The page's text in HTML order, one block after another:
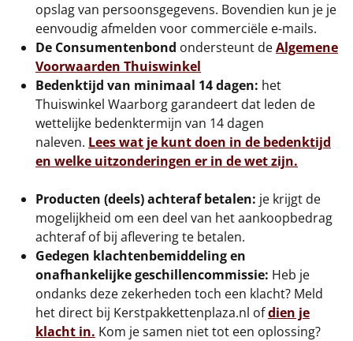
Ideeën
Personeel
Doe het zelf
Sinterklaaspakketten
Particulier
Kerstgeschenken 2026
Relatiegeschenken
Cadeaubon
Per stuk
opslag van persoonsgegevens. Bovendien kun je je
eenvoudig afmelden voor commerciële e-mails.
De Consumentenbond ondersteunt deAlgemene
Voorwaarden Thuiswinkel
Bedenktijd van minimaal 14 dagen: het
Thuiswinkel Waarborg garandeert dat leden de
wettelijke bedenktermijn van 14 dagen
naleven. Lees wat je kunt doen in de bedenktijd
en welke uitzonderingen er in de wet zijn.
Producten (deels) achteraf betalen: je krijgt de
mogelijkheid om een deel van het aankoopbedrag
achteraf of bij aflevering te betalen.
Gedegen klachtenbemiddeling en
onafhankelijke geschillencommissie: Heb je
ondanks deze zekerheden toch een klacht? Meld
het direct bij Kerstpakkettenplaza.nl ofdien je
klacht in. Kom je samen niet tot een oplossing?